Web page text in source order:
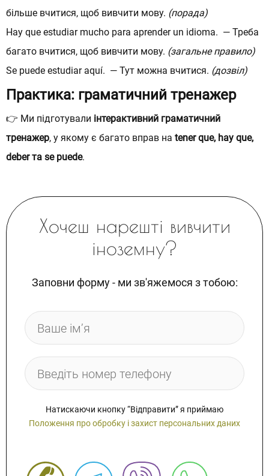
більше вчитися, щоб вивчити мову. (порада)
Hay que estudiar mucho para aprender un idioma. — Треба
багато вчитися, щоб вивчити мову. (загальне правило)
Se puede estudiar aquí. — Тут можна вчитися. (дозвіл)
Практика: граматичний тренажер
👉 Ми підготували інтерактивний граматичний
тренажер, у якому є багато вправ на tener que, hay que,
deber та se puede.
Хочеш нарешті вивчити
іноземну?
Заповни форму - ми зв'яжемося з тобою:
Натискаючи кнопку “Відправити” я приймаю
Положення про обробку і захист персональних даних